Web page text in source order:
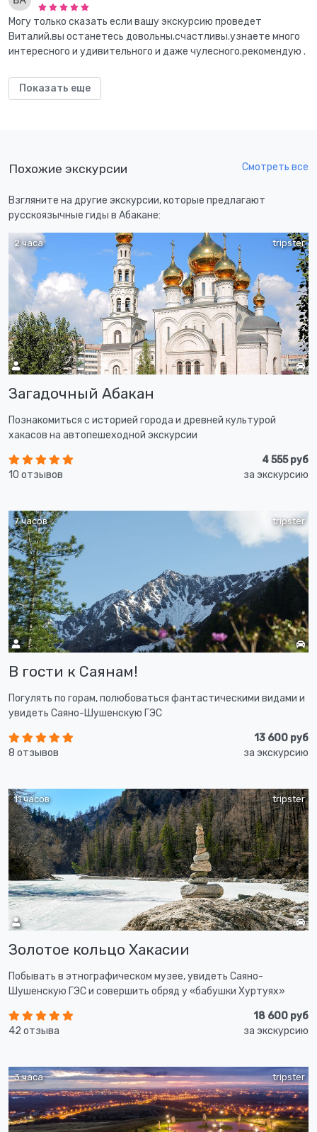
Могу только сказать если вашу экскурсию проведет
Виталий.вы останетесь довольны.счастливы.узнаете много
интересного и удивительного и даже чулесного.рекомендую .
Показать еще
Похожие экскурсии Смотреть все
Взгляните на другие экскурсии, которые предлагают
русскоязычные гиды в Абакане:
tripster
2 часа
Загадочный Абакан
Познакомиться с историей города и древней культурой
хакасов на автопешеходной экскурсии
10 отзывов
4 555 руб
за экскурсию
tripster
7 часов
В гости к Саянам!
Погулять по горам, полюбоваться фантастическими видами и
увидеть Саяно-Шушенскую ГЭС
8 отзывов
13 600 руб
за экскурсию
tripster
11 часов
Золотое кольцо Хакасии
Побывать в этнографическом музее, увидеть Саяно-
Шушенскую ГЭС и совершить обряд у «бабушки Хуртуях»
42 отзыва
18 600 руб
за экскурсию
tripster
3 часа